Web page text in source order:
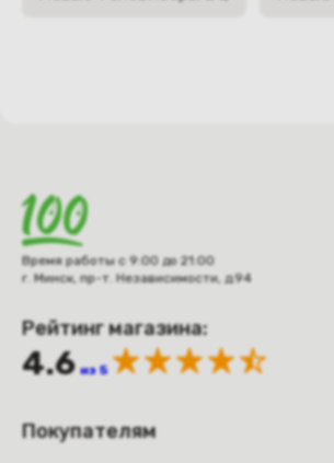
Время работы с 9:00 до 21:00
г. Минск, пр-т. Независимости, д.94
Рейтинг магазина:
4.6 из 5
Покупателям